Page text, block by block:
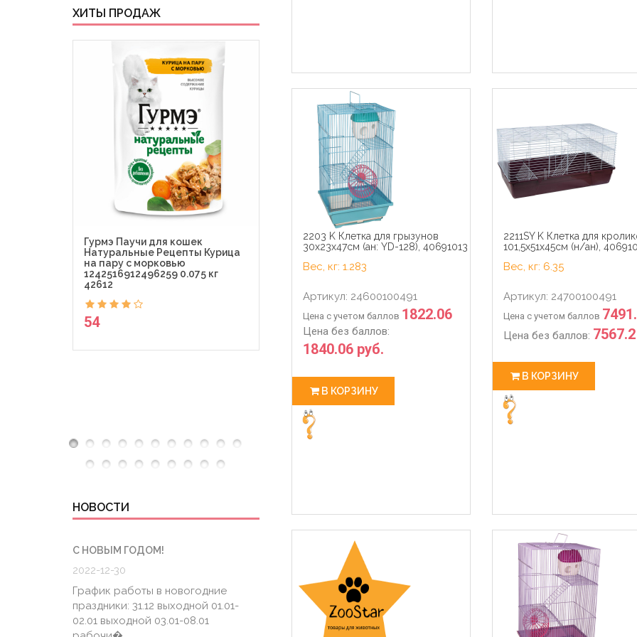
ХИТЫ ПРОДАЖ
Гурмэ Паучи для кошек
Натуральные Рецепты Курица
на пару с морковью
1242516912496259 0.075 кг
42612
54
Гурмэ Паучи для кошек Желе
Де-Люкс с курицей (Gourmet
Perl) 124250811243974212486926
0.075 кг 41525
54
Royal Canin паучи RC
соусе для
кошек 1-7лет (Sterilized)
40950008R040950008R1
102.48
НОВОСТИ
С НОВЫМ ГОДОМ!
2022-12-30
График работы в новогодние
праздники: 31.12 выходной 01.01-
02.01 выходной 03.01-08.01
ГРАФИК РАБОТЫ С 28.03 ПО 06.04
График работы магазина с 28.03 по
6.04 Колл-центр работает в
штатном режиме по график
ЖДЕМ ВАС В НАШЕМ
2020-03-14
💥💥💥Магазин-склад Ждем
покупками для Ваших
Адрес : Л�
2203 K Клетка для грызунов
30х23х47см (ан: YD-128), 40691013
Вес, кг: 1.283
Артикул: 24600100491
Цена с учетом баллов 1822.06
Цена без баллов:
1840.06 руб.
В КОРЗИНУ
2211SY K Клетка для
101,5х51х45см (н/ан),
Вес, кг: 6.35
Артикул: 24700100491
Цена с учетом баллов
Цена без баллов:
В КОРЗИНУ